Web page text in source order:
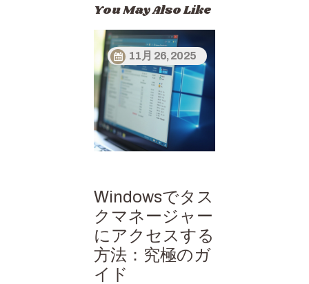
You May Also Like
11月 26, 2025
Windowsでタス
クマネージャー
にアクセスする
方法：究極のガ
イド